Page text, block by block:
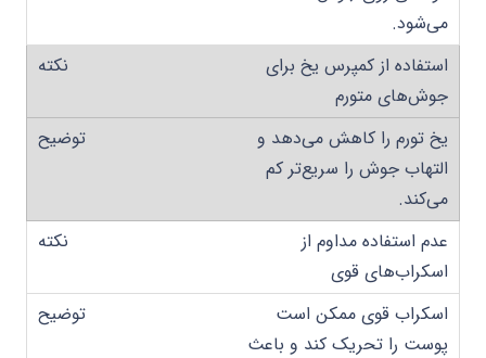
می‌شود.
استفاده از کمپرس یخ برای
جوش‌های متورم
یخ تورم را کاهش می‌دهد و
التهاب جوش را سریع‌تر کم
می‌کند.
عدم استفاده مداوم از
اسکراب‌های قوی
اسکراب قوی ممکن است
پوست را تحریک کند و باعث